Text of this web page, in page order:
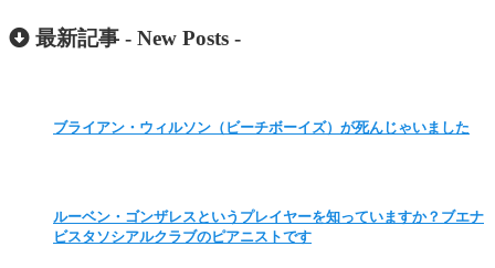
最新記事 - New Posts -
ブライアン・ウィルソン（ビーチボーイズ）が死んじゃいました
ルーベン・ゴンザレスというプレイヤーを知っていますか？ブエナ
ビスタソシアルクラブのピアニストです